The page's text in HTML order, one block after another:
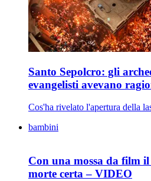
Santo Sepolcro: gli
evangelisti avevano
Cos'ha rivelato l'apertura della
bambini
Con una mossa da film
morte certa – VIDEO